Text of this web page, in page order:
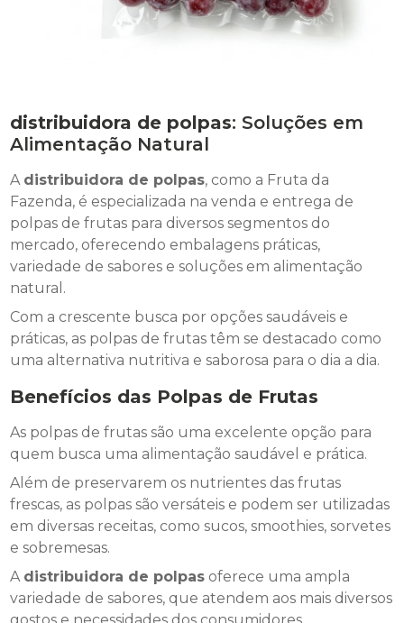
distribuidora de polpas: Soluções em
Alimentação Natural
A distribuidora de polpas, como a Fruta da
Fazenda, é especializada na venda e entrega de
polpas de frutas para diversos segmentos do
mercado, oferecendo embalagens práticas,
variedade de sabores e soluções em alimentação
natural.
Com a crescente busca por opções saudáveis e
práticas, as polpas de frutas têm se destacado como
uma alternativa nutritiva e saborosa para o dia a dia.
Benefícios das Polpas de Frutas
As polpas de frutas são uma excelente opção para
quem busca uma alimentação saudável e prática.
Além de preservarem os nutrientes das frutas
frescas, as polpas são versáteis e podem ser utilizadas
em diversas receitas, como sucos, smoothies, sorvetes
e sobremesas.
A distribuidora de polpas oferece uma ampla
variedade de sabores, que atendem aos mais diversos